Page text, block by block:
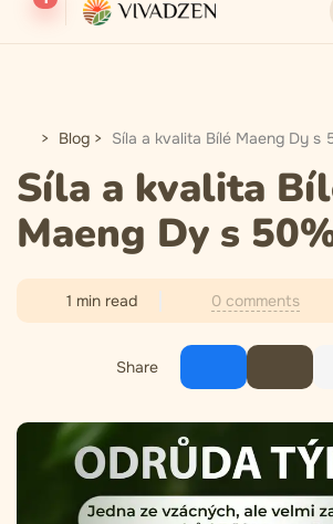
Бесплатная доставка при заказе
Blog Síla a kvalita Bílé Maeng Dy s
Síla a kvalita
Maeng Dy s
1 min read 0 comments
Share